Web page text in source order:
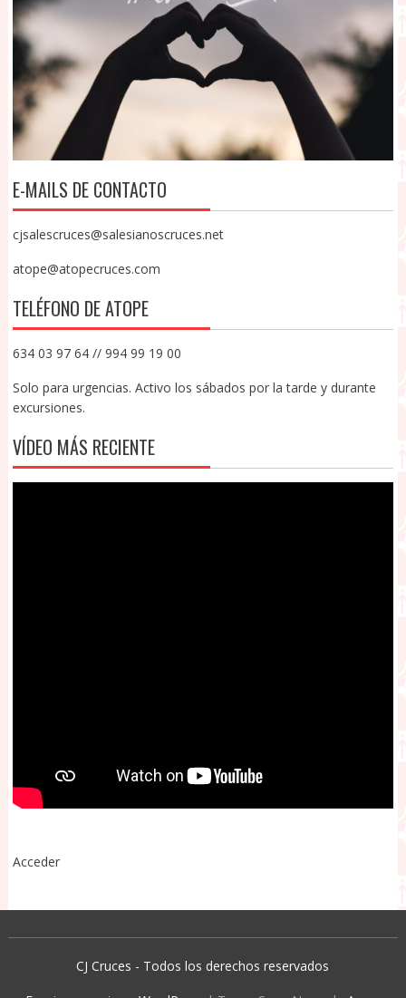
E-MAILS DE CONTACTO
cjsalescruces@salesianoscruces.net
atope@atopecruces.com
TELÉFONO DE ATOPE
634 03 97 64 // 994 99 19 00
Solo para urgencias. Activo los sábados por la tarde y durante
excursiones.
VÍDEO MÁS RECIENTE
Acceder
CJ Cruces - Todos los derechos reservados